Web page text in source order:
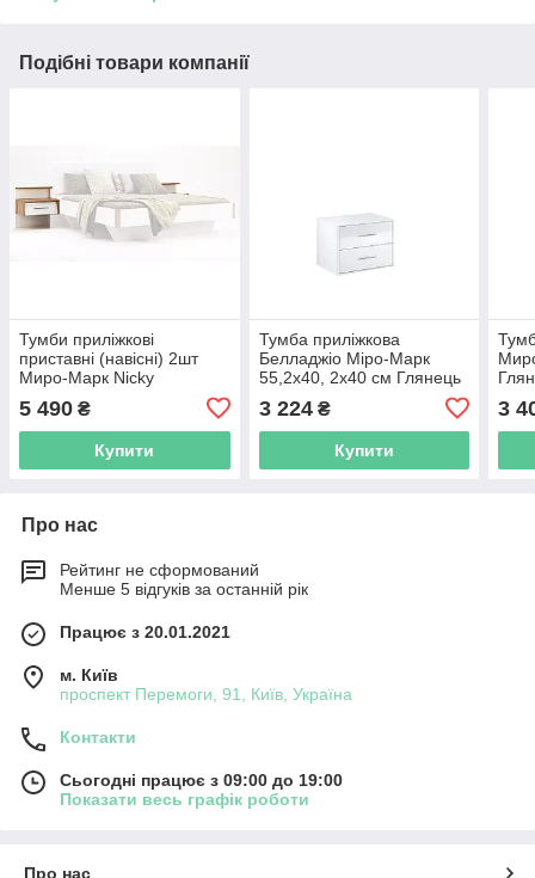
Подібні товари компанії
Тумби приліжкові
приставні (навісні) 2шт
Миро-Марк Nicky
55х67х40 см Дуб Крафт/
Білий Глянець
5 490 ₴
Купити
Тумба приліжкова
Белладжіо Міро-Марк
55,2х40, 2х40 см Глянець
3 224₴
Купити
3
Про нас
Рейтинг не сформований
Менше 5 відгуків за останній рік
Працює з 20.01.2021
м. Київ
проспект Перемоги, 91, Київ, Україна
Контакти
Сьогодні працює з 09:00 до 19:00
Показати весь графік роботи
Про нас